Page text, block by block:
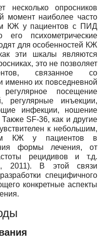
несколько опросников
момент наиболее часто
КЖ у пациентов с ПИД
его психометрические
для особенностей КЖ
эти шкалы являются
это не позволяет
связанное со
именно их повседневной
посещение
регулярные инъекции,
инфекции, ношение
SF-36, как и другие
к небольшим,
КЖ у пациентов в
формы лечения, от
рецидивов и т.д.
2011). В этой связи
специфичного
конкретные аспекты